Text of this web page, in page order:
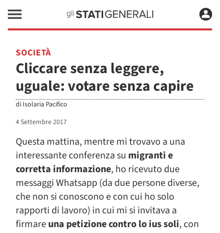
SOCIETÀ
Cliccare senza leggere,
uguale: votare senza capire
di Isolaria Pacifico
4 Settembre 2017
Questa mattina, mentre mi trovavo a una
interessante conferenza su migranti e
corretta informazione, ho ricevuto due
messaggi Whatsapp (da due persone diverse,
che non si conoscono e con cui ho solo
rapporti di lavoro) in cui mi si invitava a
firmareuna petizione contro lo ius soli, con